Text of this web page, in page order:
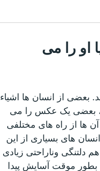
او را می
از انسان ها اشیاء
بعضی یک عکس را می
ها از راه های مختلفی
های بسیاری از این
دلتنگی وناراحتی زیادی
موقت آسایش پیدا